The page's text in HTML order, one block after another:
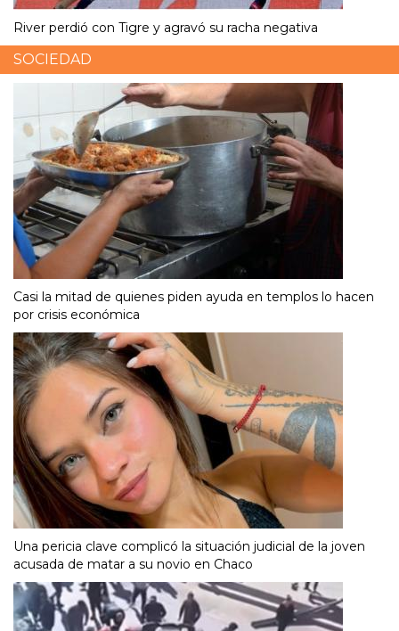
River perdió con Tigre y agravó su racha negativa
SOCIEDAD
Casi la mitad de quienes piden ayuda en templos lo hacen
por crisis económica
Una pericia clave complicó la situación judicial de la joven
acusada de matar a su novio en Chaco